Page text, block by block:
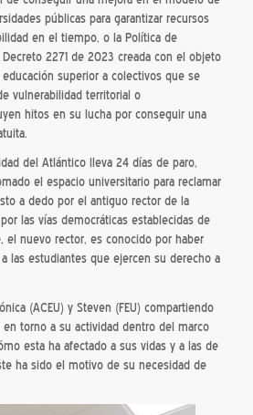
públicas para garantizar recursos
en el tiempo, o la Política de
2271 de 2023 creada con el objeto
superior a colectivos que se
vulnerabilidad territorial o
hitos en su lucha por conseguir una
del Atlántico lleva 24 días de paro,
el espacio universitario para reclamar
a dedo por el antiguo rector de la
las vías democráticas establecidas de
el nuevo rector, es conocido por haber
las estudiantes que ejercen su derecho a
(ACEU) y Steven (FEU) compartiendo
torno a su actividad dentro del marco
esta ha afectado a sus vidas y a las de
ha sido el motivo de su necesidad de